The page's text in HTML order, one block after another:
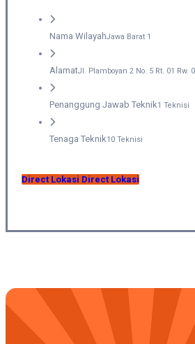
Nama WilayahJawa Barat 1
AlamatJl. Plamboyan 2 No. 5 Rt. 01 Rw.
Penanggung Jawab Teknik1 Teknisi
Tenaga Teknik10 Teknisi
Direct Lokasi Direct Lokasi